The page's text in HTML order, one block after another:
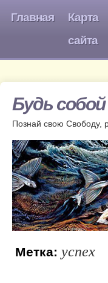
Главная
Карта
сайта
Будь
Познай свою Свободу,
Метка: успех